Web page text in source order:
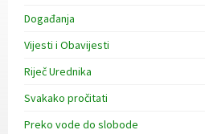
Događanja
Vijesti i Obavijesti
Riječ Urednika
Svakako pročitati
Preko vode do slobode